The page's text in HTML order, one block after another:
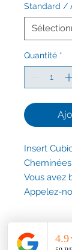
Standard /
Quantité *
Insert
Vous avez
Appelez-